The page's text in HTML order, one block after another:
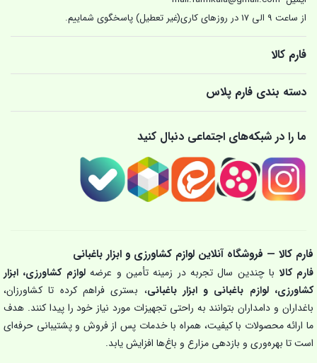
از ساعت 9 الی 17 در روزهای کاری(غیر تعطیل) پاسخگوی شماییم.
فارم کالا
دسته بندی فارم پلاس
ما را در شبکه‌های اجتماعی دنبال کنید
فارم کالا — فروشگاه آنلاین لوازم کشاورزی و ابزار باغبانی
فارم کالا با چندین سال تجربه در زمینه تأمین و عرضهلوازم کشاورزی، ابزار
کشاورزی، لوازم باغبانی و ابزار باغبانی، بستری فراهم کرده تا کشاورزان،
باغداران و دامداران بتوانند به راحتی تجهیزات مورد نیاز خود را پیدا کنند. هدف
ما ارائه محصولات با کیفیت، همراه با خدمات پس از فروش و پشتیبانی حرفه‌ای
است تا بهره‌وری و بازدهی مزارع و باغ‌ها افزایش یابد.